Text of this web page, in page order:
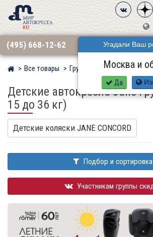
Угадали Ваш
Москва и
Да
(495) 668-12-62
Мир детских автокресел
Все товары Группа 2·3 (15–36 кг)
Детские автокресла Jane
15 до 36 кг)
Детские коляски JANE CONCORD
Подбор и сортировка
Участникам группы